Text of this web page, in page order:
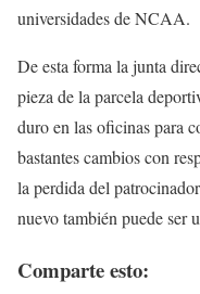
universidades de NCAA.
De esta forma la junta
pieza de la parcela
duro en las oficinas para
bastantes cambios con
la perdida del
nuevo también puede ser
Comparte esto: